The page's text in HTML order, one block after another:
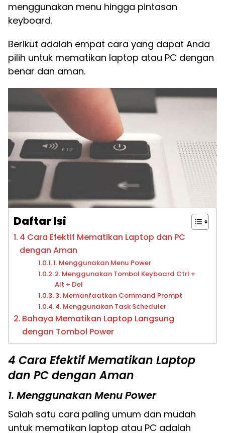
menggunakan menu hingga pintasan
keyboard.
Berikut adalah empat cara yang dapat Anda
pilih untuk mematikan laptop atau PC dengan
benar dan aman.
Daftar Isi
4 Cara Efektif Mematikan Laptop dan PC
dengan Aman
1. Menggunakan Menu Power
2. Menggunakan Tombol Keyboard Ctrl +
Alt + Del
3. Memanfaatkan Command Prompt
4. Menggunakan Task Scheduler
Bahaya Mematikan Laptop Langsung
dengan Tombol Power
4 Cara Efektif Mematikan Laptop
dan PC dengan Aman
1. Menggunakan Menu Power
Salah satu cara paling umum dan mudah
untuk mematikan laptop atau PC adalah